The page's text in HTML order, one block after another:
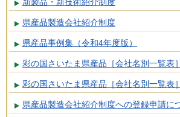
県産品製造会社紹介制度
県産品事例集（令和4年度版）
彩の国さいたま県産品［会社名別一覧表
彩の国さいたま県産品［会社名別一覧表
県産品製造会社紹介制度への登録申請に